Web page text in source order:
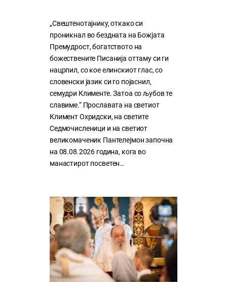
„Свештенотајнику, откако си
проникнал во бездната на Божјата
Премудрост, богатството на
божествените Писанија оттаму си ги
нацрпил, со кое елинскиот глас, со
словенски јазик си го појаснил,
семудри Клименте. Затоа со љубов те
славиме.“ Прославата на светиот
Климент Охридски, на светите
Седмочисленици и на светиот
великомаченик Пантелејмон започна
на 08.08.2026 година, кога во
манастирот посветен…